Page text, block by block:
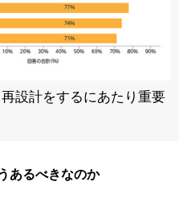
設計をするにあたり重要
あるべきなのか